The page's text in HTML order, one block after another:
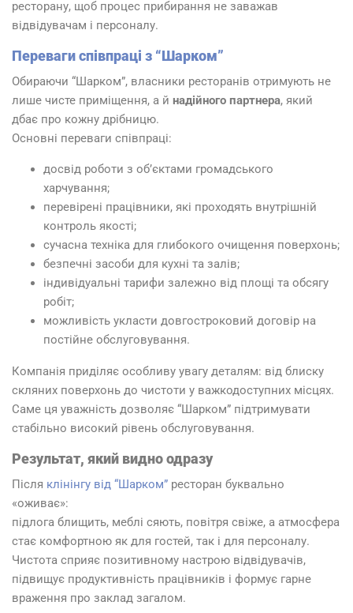
ресторану, щоб процес прибирання не заважав
відвідувачам і персоналу.
Переваги співпраці з “Шарком”
Обираючи “Шарком”, власники ресторанів отримують не
лише чисте приміщення, а й надійного партнера, який
дбає про кожну дрібницю.
Основні переваги співпраці:
досвід роботи з об’єктами громадського
харчування;
перевірені працівники, які проходять внутрішній
контроль якості;
сучасна техніка для глибокого очищення поверхонь;
безпечні засоби для кухні та залів;
індивідуальні тарифи залежно від площі та обсягу
робіт;
можливість укласти довгостроковий договір на
постійне обслуговування.
Компанія приділяє особливу увагу деталям: від блиску
скляних поверхонь до чистоти у важкодоступних місцях.
Саме ця уважність дозволяє “Шарком” підтримувати
стабільно високий рівень обслуговування.
Результат, який видно одразу
Після клінінгу від “Шарком” ресторан буквально
«оживає»:
підлога блищить, меблі сяють, повітря свіже, а атмосфера
стає комфортною як для гостей, так і для персоналу.
Чистота сприяє позитивному настрою відвідувачів,
підвищує продуктивність працівників і формує гарне
враження про заклад загалом.